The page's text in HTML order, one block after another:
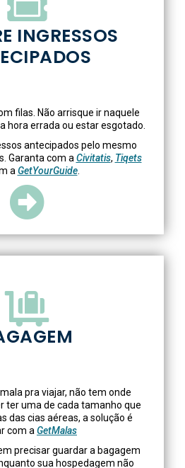
INGRESSOS
filas. Não arrisque ir naquele
hora errada ou estar esgotado.
antecipados pelo mesmo
Garanta com a Civitatis, Tiqets
a GetYourGuide.
pra viajar, não tem onde
ter uma de cada tamanho que
das cias aéreas, a solução é
com a GetMalas
precisar guardar a bagagem
sua hospedagem não